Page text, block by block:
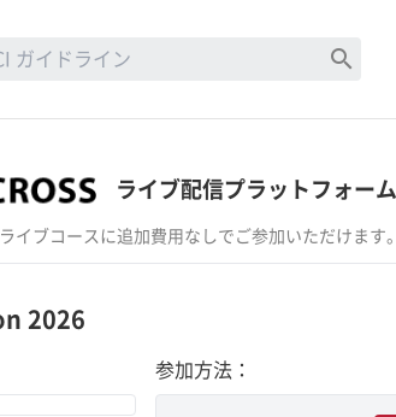
search
ライブ配信プラットフォーム
イブコースに追加費用なしでご参加いただけます。
2026
参加方法：